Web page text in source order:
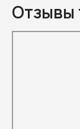
Отзывы